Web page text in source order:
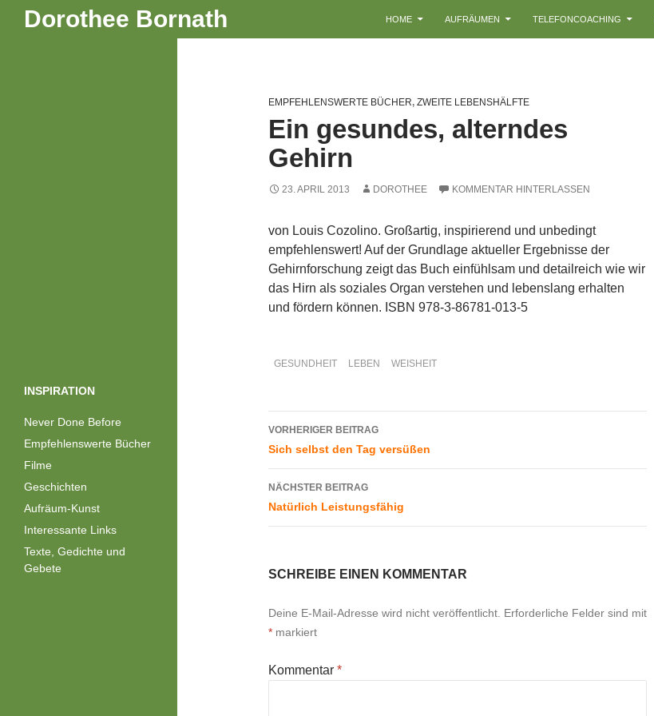
Dorothee Bornath
Suchen
HOME AUFRÄUMEN TELEFONCOACHING
EMPFEHLENSWERTE BÜCHER, ZWEITE LEBENSHÄLFTE
Ein gesundes, alterndes
Gehirn
23. APRIL 2013 DOROTHEE KOMMENTAR HINTERLASSEN
von Louis Cozolino. Großartig, inspirierend und unbedingt
empfehlenswert! Auf der Grundlage aktueller Ergebnisse der
Gehirnforschung zeigt das Buch einfühlsam und detailreich wie wir
das Hirn als soziales Organ verstehen und lebenslang erhalten
und fördern können. ISBN 978-3-86781-013-5
GESUNDHEIT LEBEN WEISHEIT
Beitragsnavigation
VORHERIGER BEITRAG
Sich selbst den Tag versüßen
NÄCHSTER BEITRAG
Natürlich Leistungsfähig
SCHREIBE EINEN KOMMENTAR
Deine E-Mail-Adresse wird nicht veröffentlicht. Erforderliche Felder sind mit
* markiert
Kommentar *
INSPIRATION
Never Done Before
Empfehlenswerte Bücher
Filme
Geschichten
Aufräum-Kunst
Interessante Links
Texte, Gedichte und
Gebete